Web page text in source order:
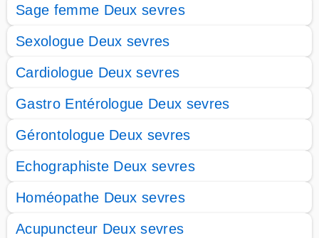
Sage femme Deux sevres
Sexologue Deux sevres
Cardiologue Deux sevres
Gastro Entérologue Deux sevres
Gérontologue Deux sevres
Echographiste Deux sevres
Homéopathe Deux sevres
Acupuncteur Deux sevres